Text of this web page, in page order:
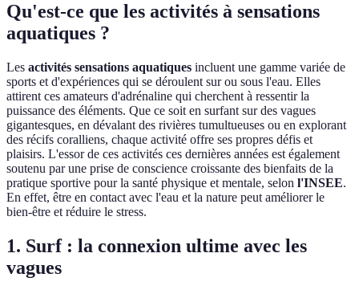
Qu'est-ce que les activités à sensations
aquatiques ?
Les activités sensations aquatiques incluent une gamme variée de
sports et d'expériences qui se déroulent sur ou sous l'eau. Elles
attirent ces amateurs d'adrénaline qui cherchent à ressentir la
puissance des éléments. Que ce soit en surfant sur des vagues
gigantesques, en dévalant des rivières tumultueuses ou en explorant
des récifs coralliens, chaque activité offre ses propres défis et
plaisirs. L'essor de ces activités ces dernières années est également
soutenu par une prise de conscience croissante des bienfaits de la
pratique sportive pour la santé physique et mentale, selon l'INSEE.
En effet, être en contact avec l'eau et la nature peut améliorer le
bien-être et réduire le stress.
1. Surf : la connexion ultime avec les
vagues